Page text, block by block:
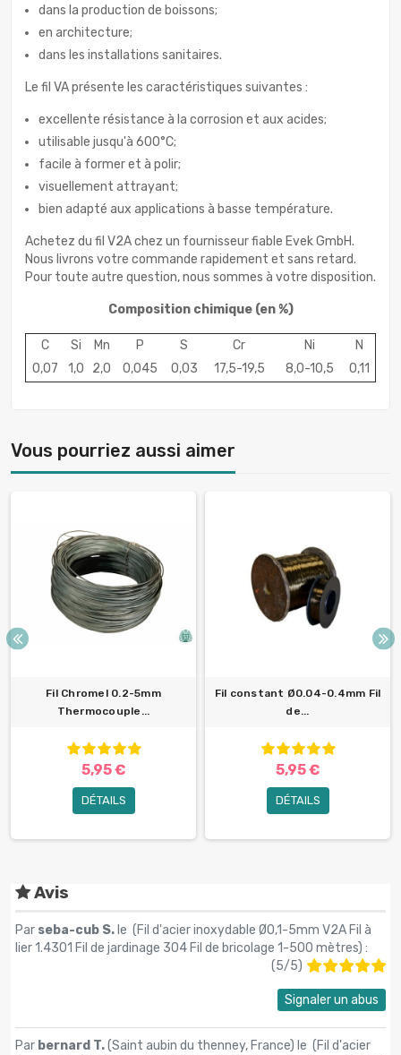
dans la production de boissons;
en architecture;
dans les installations sanitaires.
Le fil VA présente les caractéristiques suivantes :
excellente résistance à la corrosion et aux acides;
utilisable jusqu'à 600°C;
facile à former et à polir;
visuellement attrayant;
bien adapté aux applications à basse température.
Achetez du fil V2A chez un fournisseur fiable Evek GmbH.
Nous livrons votre commande rapidement et sans retard.
Pour toute autre question, nous sommes à votre disposition.
Composition chimique (en %)
C Si Mn P S Cr Ni
N
0,07
1,0 2,0 0,045 0,03 17,5-19,5 8,0-10,5 0,11
Vous pourriez aussi aimer
Fil Chromel 0.2-5mm
Thermocouple...
5,95 €
DÉTAILS
Fil constant Ø0.04-0.4mm Fil
de...
5,95 €
DÉTAILS
Avis
Par seba-cub S.le (Fil d'acier inoxydable Ø0,1-5mm V2A Fil à
lier 1.4301 Fil de jardinage 304 Fil de bricolage 1-500 mètres) :
(5/5)
Signaler un abus
Par bernard T.(Saint aubin du thenney, France) le (Fil d'acier